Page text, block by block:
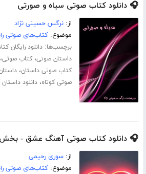
🎧 دانلود کتاب صوتی سیاه و صورتی
از:نرگس حسینی نژاد
موضوع:کتاب‌های صوتی
برچسب‌ها:دانلود رایگان
داستان صوتی،کتاب صوتی
کتاب صوتی داستان،
صوتی کوتاه،دانلود داستان
🎧 دانلود کتاب صوتی آهنگ عشق - بخش
از:سوری رحیمی
موضوع:کتاب‌های صوتی